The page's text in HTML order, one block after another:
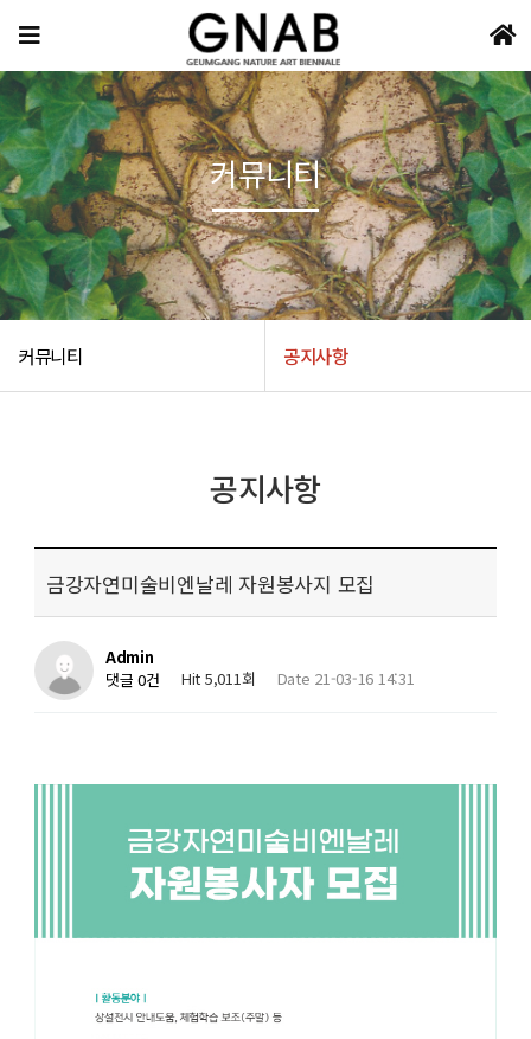
커뮤니티 공지사항
커뮤니티
공지사항
금강자연미술비엔날레 자원봉사지 모집
Admin
댓글 0건
Hit 5,011회 Date 21-03-16 14:31